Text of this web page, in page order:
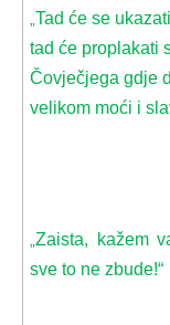
Tad će se
tad će proplakati
Čovječjega gdje
velikom moći i
Zaista, kažem
sve to ne zbude!“